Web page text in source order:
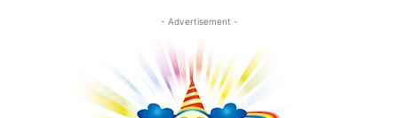
- Advertisement -